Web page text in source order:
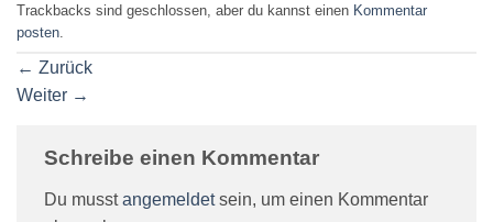
Trackbacks sind geschlossen, aber du kannst einen Kommentar
posten
← Zurück
Weiter →
Schreibe einen Kommentar
Du musstangemeldetsein, um einen Kommentar